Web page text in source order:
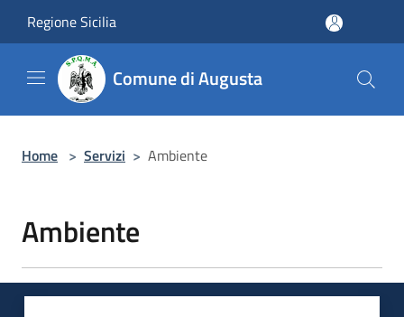
Regione Sicilia
Comune di Augusta
Home > Servizi > Ambiente
Ambiente